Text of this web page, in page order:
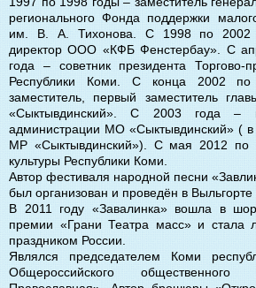
регионального Фонда поддержки
им. В. А. Тихонова. С 1998 по 2002
директор ООО «КФБ Фенстербау». С
года – советник президента
Республики Коми. С конца 2002
заместитель, первый заместитель
«Сыктывдинский». С 2003 года –
администрации МО «Сыктывдинский» (
МР «Сыктывдинский»). С мая 2012 по
культуры Республики Коми.
Автор фестиваля народной песни
был организован и проведён в Выльгорте
В 2011 году «Завалинка» вошла в
премии «Грани Театра масс» и стала
праздником России.
Являлся председателем Коми
Общероссийского